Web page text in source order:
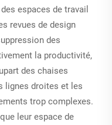
espaces de travail
revues de design
des
la productivité,
des chaises
lignes droites et les
trop complexes.
leur espace de